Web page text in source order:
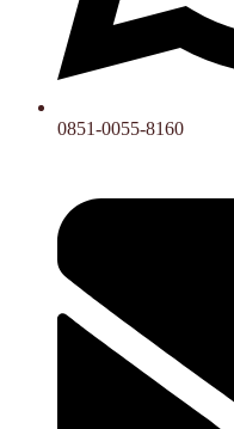
0851-0055-8160